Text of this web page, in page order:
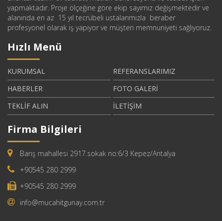
yapmaktadır. Proje ölçeğine göre ekip sayımız değişmektedir ve
alanında en az 15 yıl tecrübeli ustalarımızla beraber
profesyonel olarak iş yapıyor ve müşteri memnuniyeti sağlıyoruz.
Hızlı Menü
KURUMSAL
REFERANSLARIMIZ
HABERLER
FOTO GALERİ
TEKLİF ALIN
İLETİŞİM
Firma Bilgileri
Barış mahallesi 2917.sokak no:6/3 Kepez/Antalya
+90545 280 2999
+90545 280 2999
info@mucahitgunay.com.tr